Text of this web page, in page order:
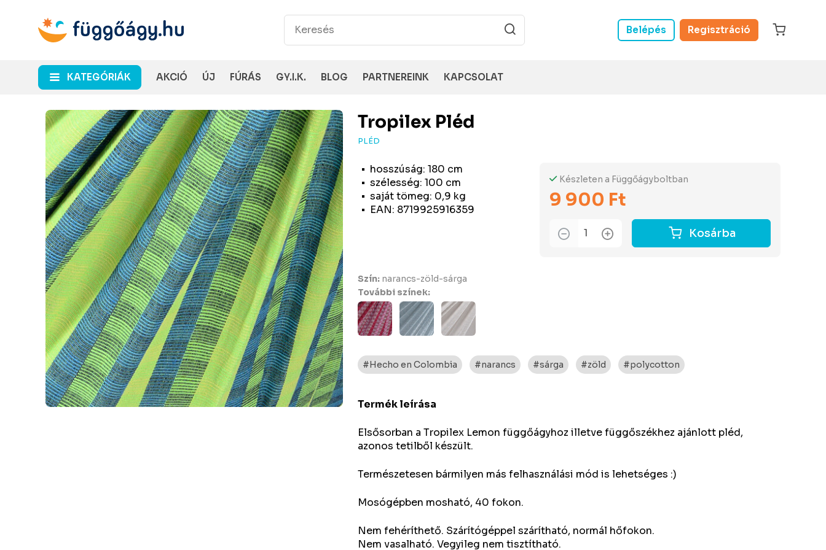
Belépés Regisztráció
KATEGÓRIÁK AKCIÓ ÚJ FÚRÁS GY.I.K. BLOG PARTNEREINK KAPCSOLAT
Tropilex Pléd
PLÉD
hosszúság: 180 cm
szélesség: 100 cm
saját tömeg: 0,9 kg
EAN: 8719925916359
Készleten a Függőágyboltban
9 900 Ft
Kosárba
Szín: narancs-zöld-sárga
További színek:
#Hecho en Colombia #narancs #sárga #zöld #polycotton
Termék leírása
Elsősorban a Tropilex Lemon függőágyhoz illetve függőszékhez ajánlott pléd,
azonos tetilből készült.
Természetesen bármilyen más felhasználási mód is lehetséges :)
Mosógépben mosható, 40 fokon.
Nem fehéríthető. Szárítógéppel szárítható, normál hőfokon.
Nem vasalható. Vegyileg nem tisztítható.